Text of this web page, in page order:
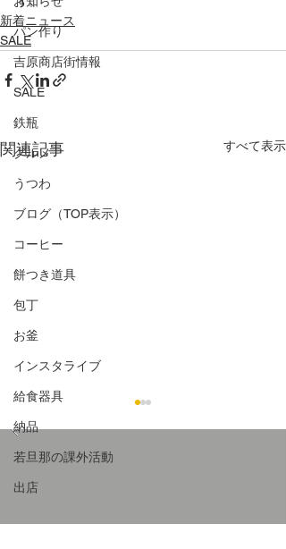
パン作り
吉原商店街情報
SALE
鉄瓶
グルメ
うつわ
ブログ（TOP表示）
コーヒー
餅つき道具
包丁
お釜
インスタライブ
給食器具
納品
若旦那の課外活動
出店
新着ニュース
SALE
関連記事 すべて表示